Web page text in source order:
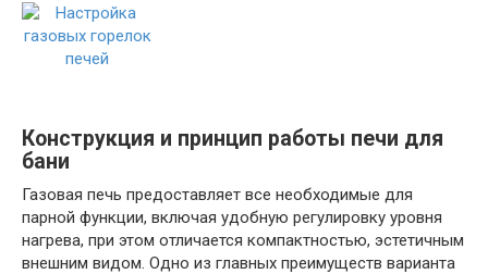
Конструкция и принцип работы печи для
бани
Газовая печь предоставляет все необходимые для
парной функции, включая удобную регулировку уровня
нагрева, при этом отличается компактностью, эстетичным
внешним видом. Одно из главных преимуществ варианта